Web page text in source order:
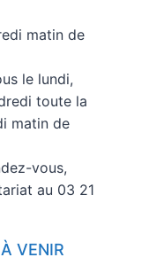
matin de
le lundi,
toute la
matin de
vous,
au 03 21
VENIR